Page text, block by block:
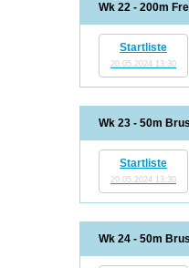
Wk 22 - 200m
Startliste
20.05.2024 13:30
Wk 23 - 50m
Startliste
20.05.2024 13:30
Wk 24 - 50m